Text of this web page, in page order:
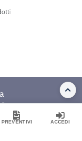
PREVENTIVI ACCEDI